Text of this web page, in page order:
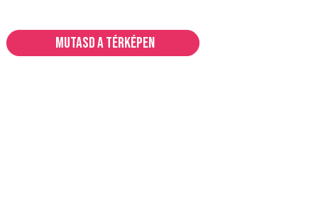
MUTASD A TÉRKÉPEN